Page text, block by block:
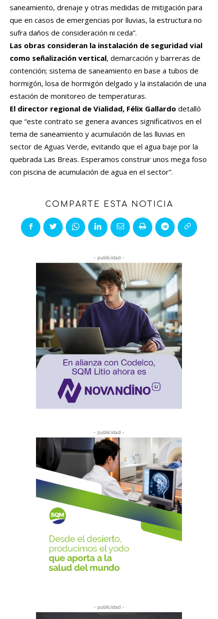
saneamiento, drenaje y otras medidas de mitigación para
que en casos de emergencias por lluvias, la estructura no
sufra daños de consideración ni ceda”.
Las obras consideran la instalación de seguridad vial
como señalización vertical, demarcación y barreras de
contención; sistema de saneamiento en base a tubos de
hormigón, losa de hormigón delgado y la instalación de una
estación de monitoreo de temperaturas.
El director regional de Vialidad, Félix Gallardo detalló
que “este contrato se genera avances significativos en el
tema de saneamiento y acumulación de las lluvias en
sector de Aguas Verde, evitando que el agua baje por la
quebrada Las Breas. Esperamos construir unos mega foso
con piscina de acumulación de agua en el sector”.
COMPARTE ESTA NOTICIA
- publicidad -
- publicidad -
- publicidad -